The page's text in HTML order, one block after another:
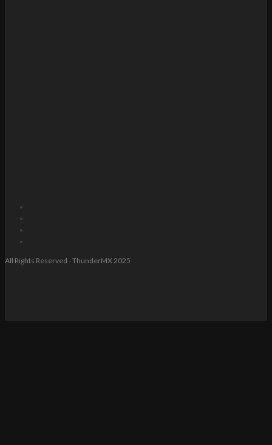
All Rights Reserved - ThunderMX 2025